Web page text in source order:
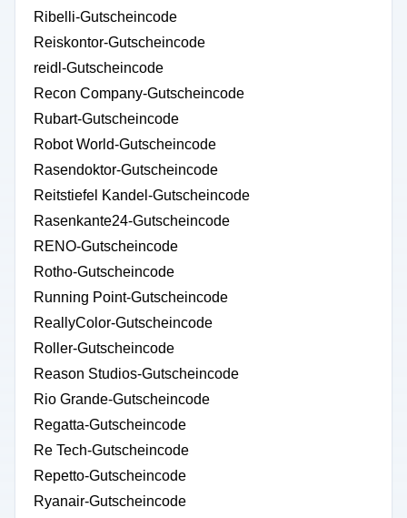
Ribelli-Gutscheincode
Reiskontor-Gutscheincode
reidl-Gutscheincode
Recon Company-Gutscheincode
Rubart-Gutscheincode
Robot World-Gutscheincode
Rasendoktor-Gutscheincode
Reitstiefel Kandel-Gutscheincode
Rasenkante24-Gutscheincode
RENO-Gutscheincode
Rotho-Gutscheincode
Running Point-Gutscheincode
ReallyColor-Gutscheincode
Roller-Gutscheincode
Reason Studios-Gutscheincode
Rio Grande-Gutscheincode
Regatta-Gutscheincode
Re Tech-Gutscheincode
Repetto-Gutscheincode
Ryanair-Gutscheincode